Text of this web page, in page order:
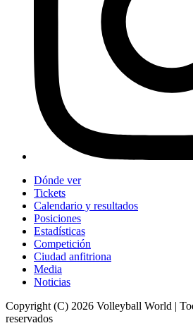
Dónde ver
Tickets
Calendario y resultados
Posiciones
Estadísticas
Competición
Ciudad anfitriona
Media
Noticias
Copyright (C) 2026 Volleyball World |
reservados